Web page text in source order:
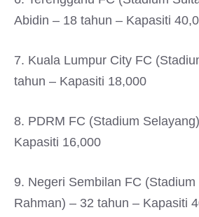
Abidin – 18 tahun – Kapasiti
7. Kuala Lumpur City FC
tahun – Kapasiti 18,000
8. PDRM FC (Stadium
Kapasiti 16,000
9. Negeri Sembilan FC (Stadium
Rahman) – 32 tahun – Kapasiti